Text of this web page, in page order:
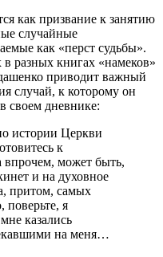
как призвание к занятию
случайные
как «перст судьбы».
разных книгах «намеков»
приводит важный
случай, к которому он
своем дневнике:
истории Церкви
к
впрочем, может быть,
и на духовное
притом, самых
поверьте, я
казались
на меня…